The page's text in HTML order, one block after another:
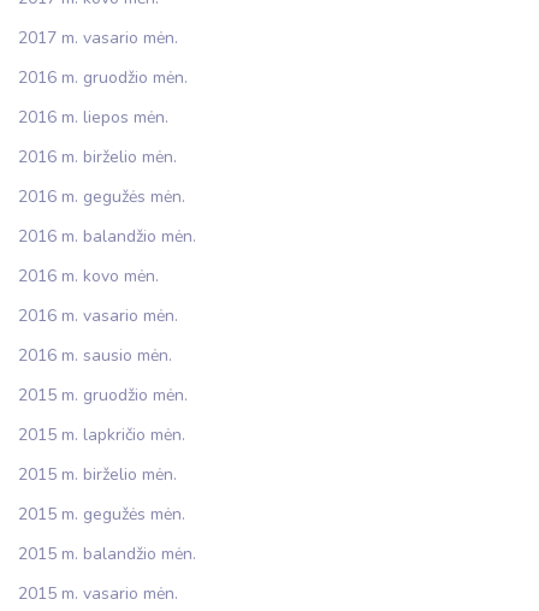
2017 m. vasario mėn.
2016 m. gruodžio mėn.
2016 m. liepos mėn.
2016 m. birželio mėn.
2016 m. gegužės mėn.
2016 m. balandžio mėn.
2016 m. kovo mėn.
2016 m. vasario mėn.
2016 m. sausio mėn.
2015 m. gruodžio mėn.
2015 m. lapkričio mėn.
2015 m. birželio mėn.
2015 m. gegužės mėn.
2015 m. balandžio mėn.
2015 m. vasario mėn.